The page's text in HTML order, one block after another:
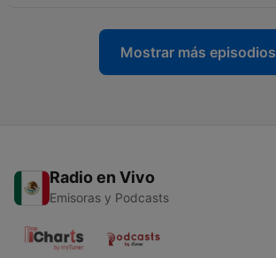
Mostrar más episodios
Radio en Vivo
Emisoras y Podcasts